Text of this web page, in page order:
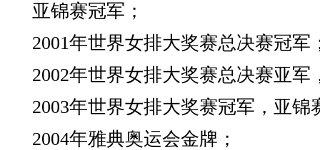
亚锦赛冠军；
2001年世界女排大奖赛总决赛冠军
2002年世界女排大奖赛总决赛亚军
2003年世界女排大奖赛冠军，亚
2004年雅典奥运会金牌；